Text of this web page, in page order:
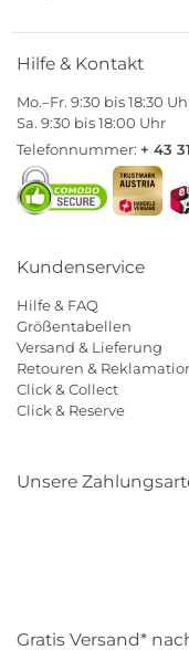
Hilfe & Kontakt
Mo.–Fr. 9:30 bis 18:30
Sa. 9:30 bis 18:00 Uhr
Telefonnummer: + 43
Kundenservice
Hilfe & FAQ
Größentabellen
Versand & Lieferung
Retouren &
Click & Collect
Click & Reserve
Unsere
Gratis Versand*